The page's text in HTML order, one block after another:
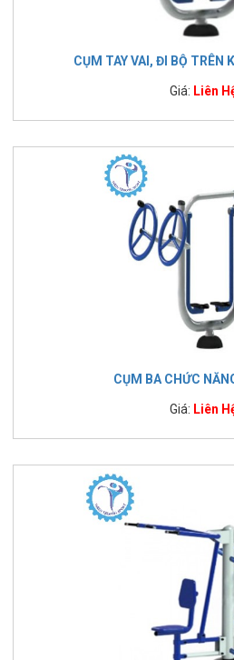
CỤM TAY VAI, ĐI BỘ TRÊN
Giá: Liên
CỤM BA CHỨC
Giá: Liên